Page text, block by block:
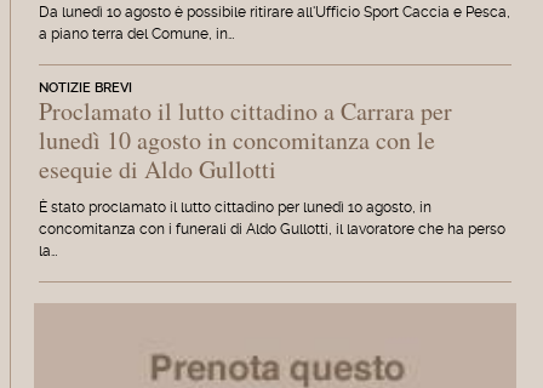
Da lunedì 10 agosto è possibile ritirare all'Ufficio Sport Caccia e Pesca,
a piano terra del Comune, in…
NOTIZIE BREVI
Proclamato il lutto cittadino a Carrara per
lunedì 10 agosto in concomitanza con le
esequie di Aldo Gullotti
È stato proclamato il lutto cittadino per lunedì 10 agosto, in
concomitanza con i funerali di Aldo Gullotti, il lavoratore che ha perso
la…